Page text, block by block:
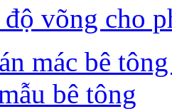
võng cho
mác bê
bê tông